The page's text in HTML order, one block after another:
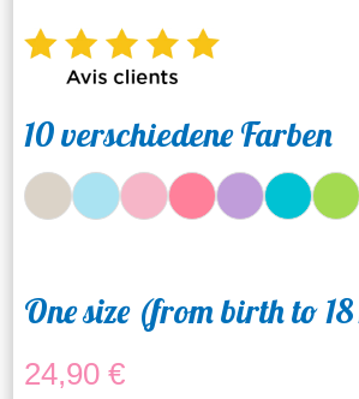
10 verschiedene Farben
One size (from birth to
24,90€